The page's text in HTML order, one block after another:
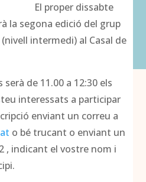
El proper dissabte
la segona edició del grup
intermedi) al Casal de
serà de 11.00 a 12:30 els
interessats a participar
enviant un correu a
o bé trucant o enviant un
, indicant el vostre nom i